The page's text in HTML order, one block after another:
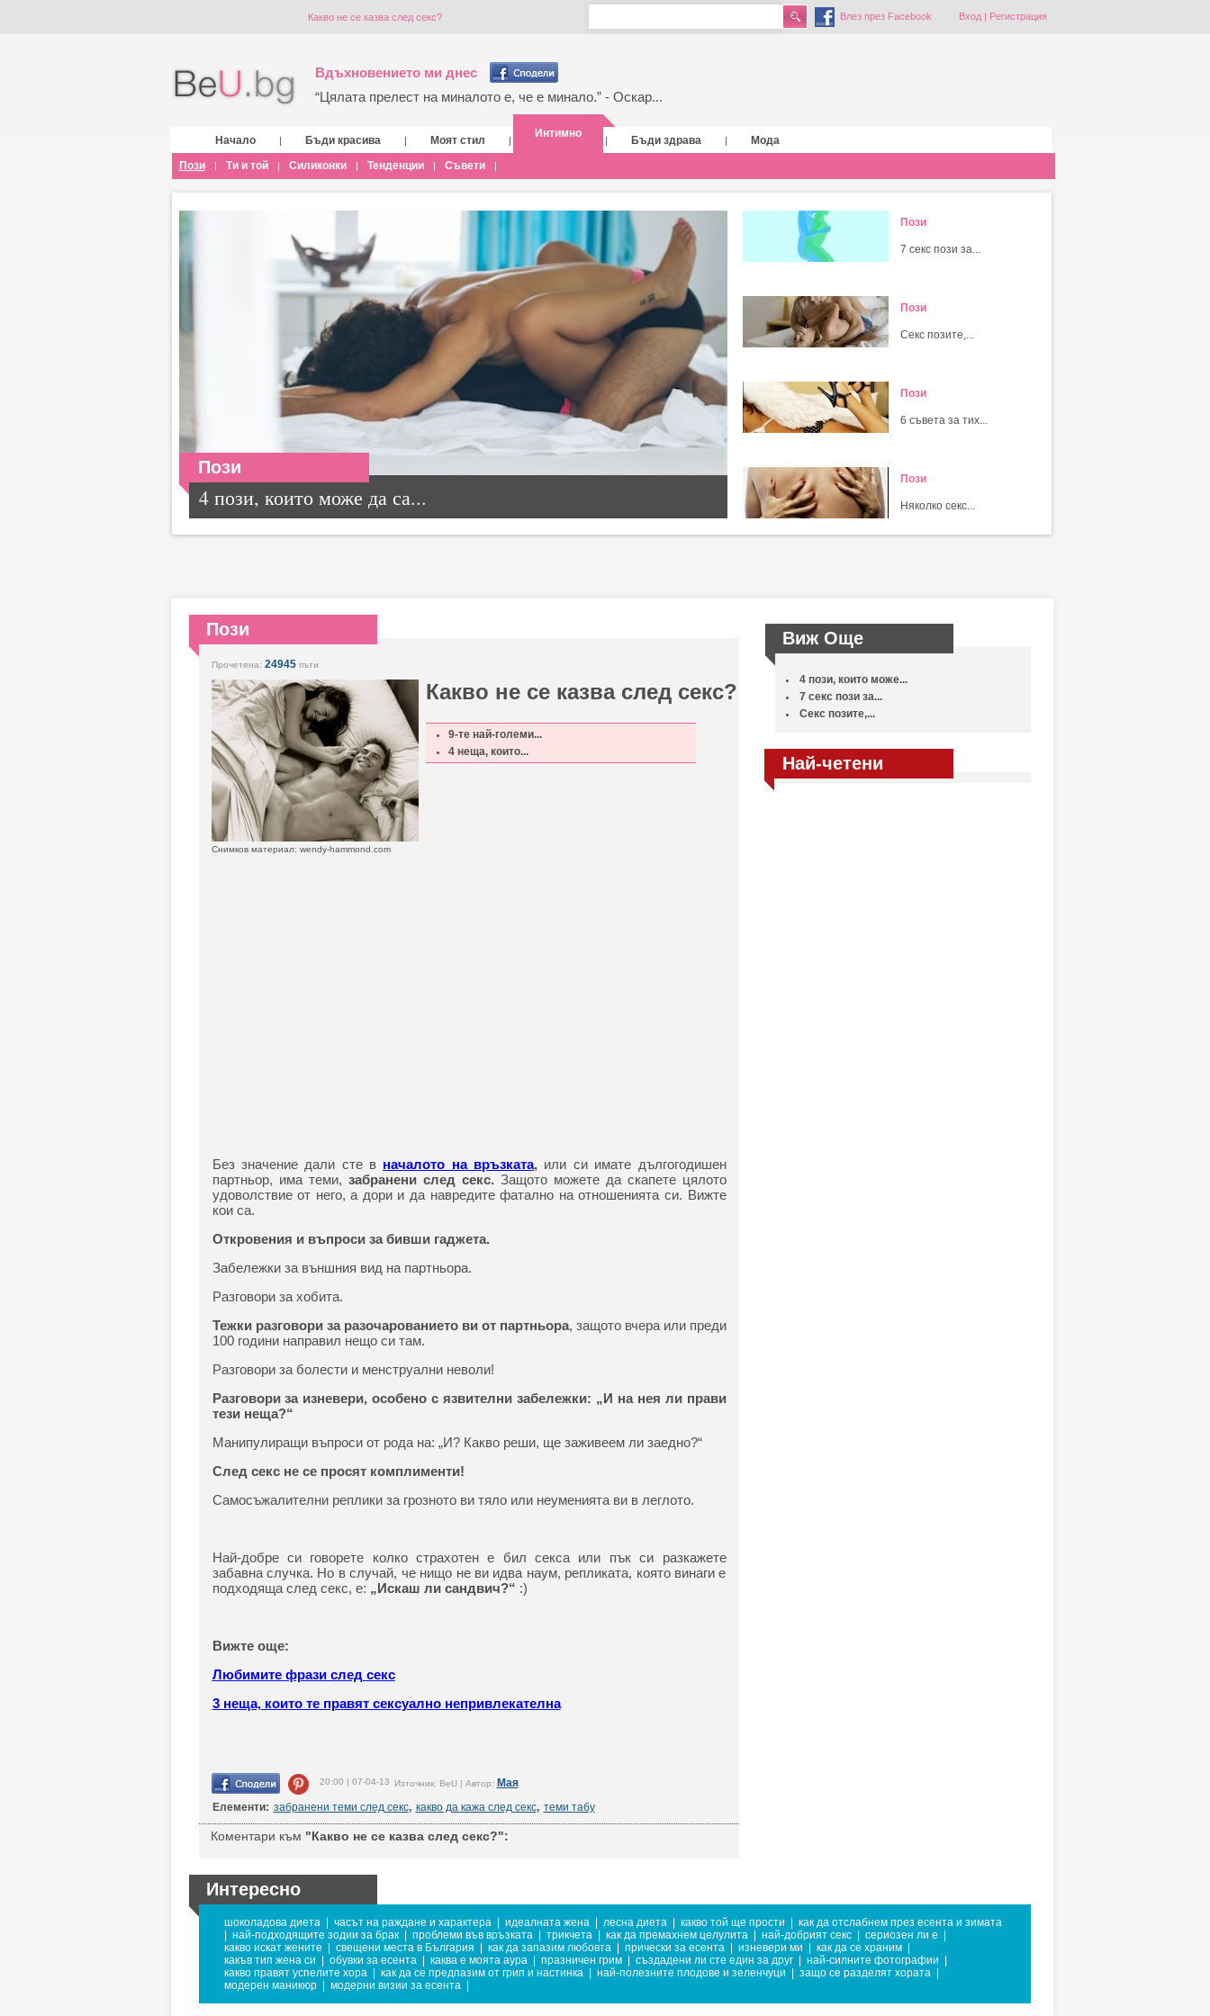
Какво не се казва след секс? Влез през Facebook Вход| Регистрация
Вдъхновението ми днес
“Цялата прелест на миналото е, че е минало.” - Оскар...
Начало | Бъди красива | Моят стил |
Интимно
| Бъди здрава |
Мода
Пози
| Ти и той | Силиконки | Тенденции | Съвети |
Пози
4 пози, които може да са...
Пози
7 секс пози за...
Пози
Секс позите,...
Пози
6 съвета за тих...
Пози
Няколко секс...
Пози
Прочетена: 24945пъти
Какво не се казва след секс?
9-те най-големи...
4 неща, които...
Снимков материал: wendy-hammond.com
Без значение дали сте в началото на връзката, или си имате дългогодишен
партньор, има теми, забранени след секс.Защото можете да скапете цялото
удоволствие от него, а дори и да навредите фатално на отношенията си. Вижте
кои са.
Откровения и въпроси за бивши гаджета.
Забележки за външния вид на партньора.
Разговори за хобита.
Тежки разговори за разочарованието ви от партньора, защото вчера или преди
100 години направил нещо си там.
Разговори за болести и менструални неволи!
Разговори за изневери, особено с язвителни забележки: „И на нея ли прави
тези неща?“
Манипулиращи въпроси от рода на: „И? Какво реши, ще заживеем ли заедно?“
След секс не се просят комплименти!
Самосъжалителни реплики за грозното ви тяло или неуменията ви в леглото.
Най-добре си говорете колко страхотен е бил секса или пък си разкажете
забавна случка. Но в случай, че нищо не ви идва наум, репликата, която винаги е
подходяща след секс, е: „Искаш ли сандвич?“ :)
Вижте още:
Любимите фрази след секс
3 неща, които те правят сексуално непривлекателна
20:00 | 07-04-13 Източник: BeU | Автор: Мая
Елементи: забранени теми след секс, какво да кажа след секс, теми табу
Коментари към "Какво не се казва след секс?":
Виж Още
4 пози, които може...
7 секс пози за...
Секс позите,...
Най-четени
Интересно
шоколадова диета часът на раждане и характера идеалната жена лесна диета какво той ще прости
как да отслабнем през есента и зимата
най-подходящите зодии за брак проблеми във връзката трикчета как да премахнем целулита най-добрият секс сериозен ли е
какво искат жените
свещени места в България как да запазим любовта прически за есента изневери ми как да се храним
какъв тип жена си
обувки за есента каква е моята аура празничен грим създадени ли сте един за друг най-силните фотографии
какво правят успелите хора
как да се предпазим от грип и настинка най-полезните плодове и зеленчуци защо се разделят хората
модерен маникюр
модерни визии за есента